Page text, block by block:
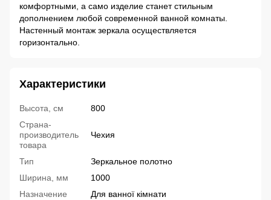
комфортными, а само изделие станет стильным
дополнением любой современной ванной комнаты.
Настенный монтаж зеркала осуществляется
горизонтально.
Характеристики
Высота, см
800
Страна-
производитель
товара
Чехия
Тип
Зеркальное полотно
Ширина, мм
1000
Назначение
Для ванної кімнати